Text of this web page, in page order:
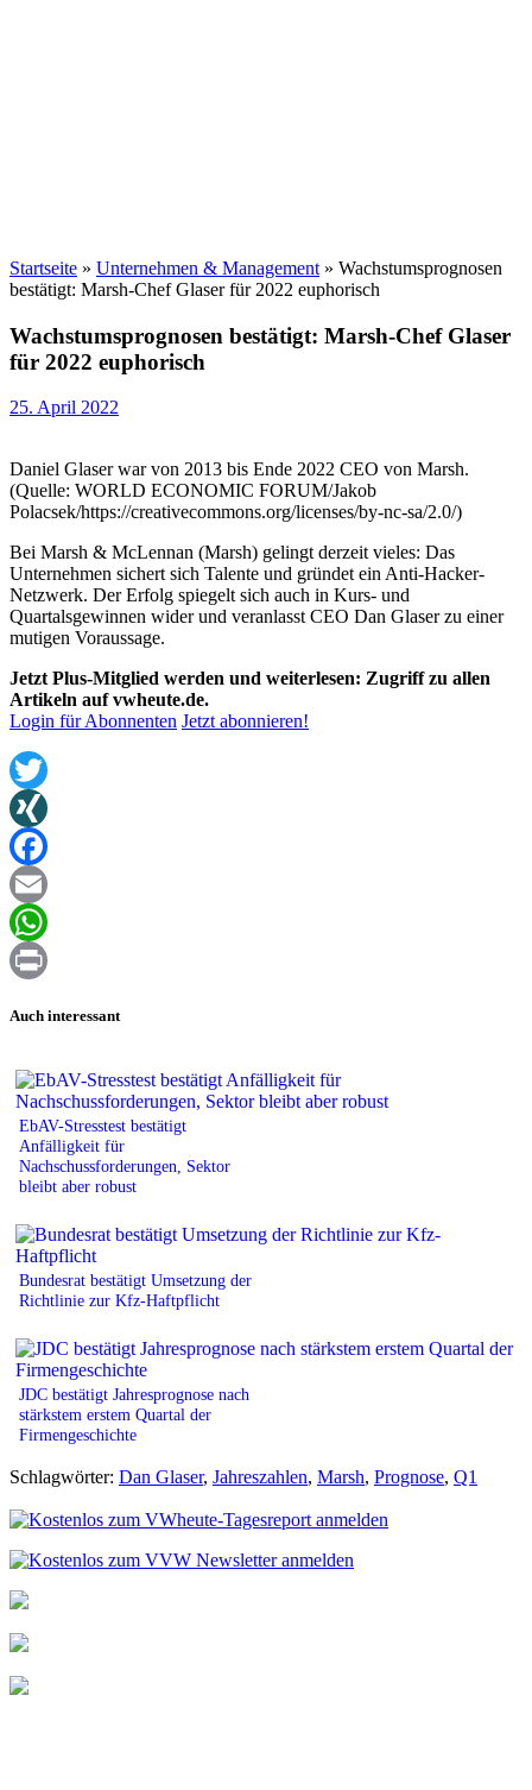
Startseite » Unternehmen & Management » Wachstumsprognosen
bestätigt: Marsh-Chef Glaser für 2022 euphorisch
Wachstumsprognosen bestätigt: Marsh-Chef Glaser
für 2022 euphorisch
25. April 2022
Daniel Glaser war von 2013 bis Ende 2022 CEO von Marsh.
(Quelle: WORLD ECONOMIC FORUM/Jakob
Polacsek/https://creativecommons.org/licenses/by-nc-sa/2.0/)
Bei Marsh & McLennan (Marsh) gelingt derzeit vieles: Das
Unternehmen sichert sich Talente und gründet ein Anti-Hacker-
Netzwerk. Der Erfolg spiegelt sich auch in Kurs- und
Quartalsgewinnen wider und veranlasst CEO Dan Glaser zu einer
mutigen Voraussage.
Jetzt Plus-Mitglied werden und weiterlesen: Zugriff zu allen
Artikeln auf vwheute.de.
Login für Abonnenten Jetzt abonnieren!
Twitter
XING
Facebook
Email
WhatsApp
Auch interessant
EbAV-Stresstest bestätigt
Anfälligkeit für
Nachschussforderungen, Sektor
bleibt aber robust
Bundesrat bestätigt Umsetzung der
Richtlinie zur Kfz-Haftpflicht
JDC bestätigt Jahresprognose nach
stärkstem erstem Quartal der
Firmengeschichte
Schlagwörter: Dan Glaser, Jahreszahlen, Marsh, Prognose, Q1